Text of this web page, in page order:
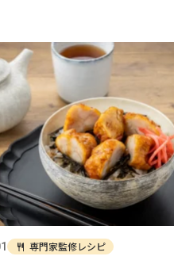
専門家監修レシピ